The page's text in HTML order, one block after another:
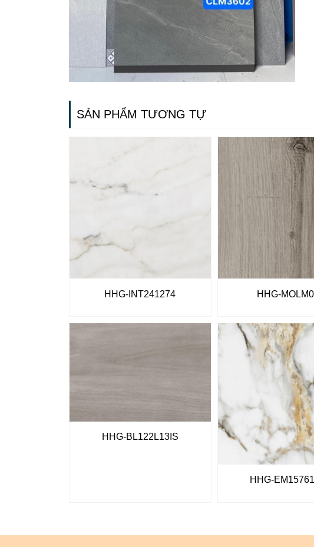
SẢN PHẨM TƯƠNG TỰ
HHG-INT241274 HHG-
HHG-BL122L13IS
HHG-